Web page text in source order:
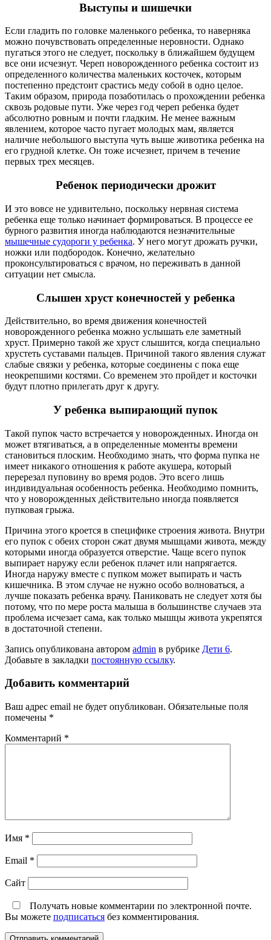
Выступы и шишечки
Если гладить по головке маленького ребенка, то наверняка
можно почувствовать определенные неровности. Однако
пугаться этого не следует, поскольку в ближайшем будущем
все они исчезнут. Череп новорожденного ребенка состоит из
определенного количества маленьких косточек, которым
постепенно предстоит срастись меду собой в одно целое.
Таким образом, природа позаботилась о прохождении ребенка
сквозь родовые пути. Уже через год череп ребенка будет
абсолютно ровным и почти гладким. Не менее важным
явлением, которое часто пугает молодых мам, является
наличие небольшого выступа чуть выше животика ребенка на
его грудной клетке. Он тоже исчезнет, причем в течение
первых трех месяцев.
Ребенок периодически дрожит
И это вовсе не удивительно, поскольку нервная система
ребенка еще только начинает формироваться. В процессе ее
бурного развития иногда наблюдаются незначительные
мышечные судороги у ребенка. У него могут дрожать ручки,
ножки или подбородок. Конечно, желательно
проконсультироваться с врачом, но переживать в данной
ситуации нет смысла.
Слышен хруст конечностей у ребенка
Действительно, во время движения конечностей
новорожденного ребенка можно услышать еле заметный
хруст. Примерно такой же хруст слышится, когда специально
хрустеть суставами пальцев. Причиной такого явления служат
слабые связки у ребенка, которые соединены с пока еще
неокрепшими костями. Со временем это пройдет и косточки
будут плотно прилегать друг к другу.
У ребенка выпирающий пупок
Такой пупок часто встречается у новорожденных. Иногда он
может втягиваться, а в определенные моменты времени
становиться плоским. Необходимо знать, что форма пупка не
имеет никакого отношения к работе акушера, который
перерезал пуповину во время родов. Это всего лишь
индивидуальная особенность ребенка. Необходимо помнить,
что у новорожденных действительно иногда появляется
пупковая грыжа.
Причина этого кроется в специфике строения живота. Внутри
его пупок с обеих сторон сжат двумя мышцами живота, между
которыми иногда образуется отверстие. Чаще всего пупок
выпирает наружу если ребенок плачет или напрягается.
Иногда наружу вместе с пупком может выпирать и часть
кишечника. В этом случае не нужно особо волноваться, а
лучше показать ребенка врачу. Паниковать не следует хотя бы
потому, что по мере роста малыша в большинстве случаев эта
проблема исчезает сама, как только мышцы живота укрепятся
в достаточной степени.
Запись опубликована автором admin в рубрике Дети 6.
Добавьте в закладки постоянную ссылку.
Добавить комментарий
Ваш адрес email не будет опубликован. Обязательные поля
помечены *
Комментарий *
Имя *
Email *
Сайт
Получать новые комментарии по электронной почте.
Вы можете подписаться без комментирования.